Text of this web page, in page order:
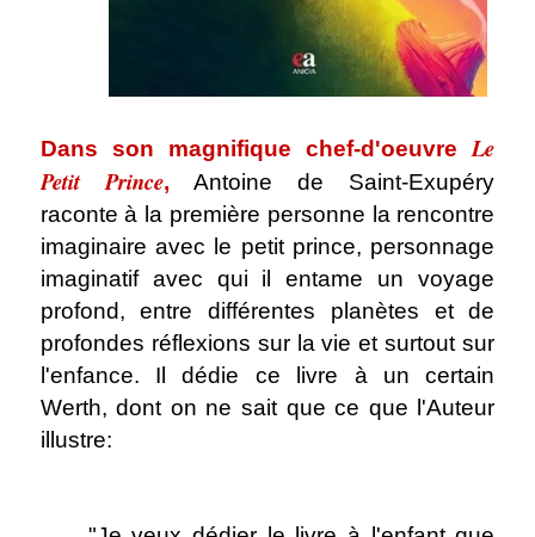
Dans son magnifique chef-d'oeuvre Le
Petit Prince,
Antoine de Saint-Exupéry
raconte à la première personne la rencontre
imaginaire avec le petit prince, personnage
imaginatif avec qui il entame un voyage
profond, entre différentes planètes et de
profondes réflexions sur la vie et surtout sur
l'enfance. Il dédie ce livre à un certain
Werth, dont on ne sait que ce que l'Auteur
illustre: